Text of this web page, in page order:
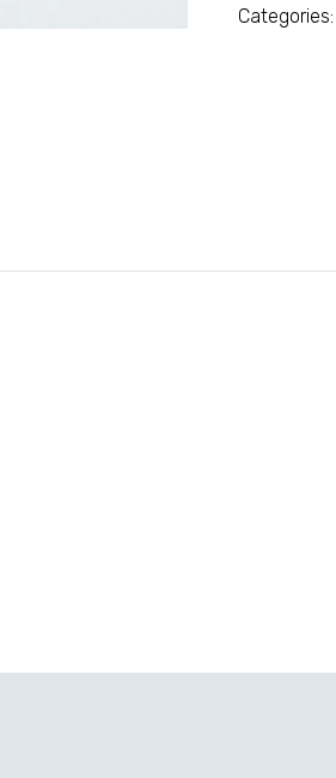
Categories: